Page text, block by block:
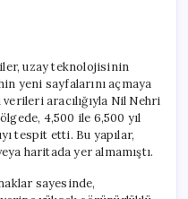
260
Yeni
Anıt
Mezarın
için
uzay teknolojisinin
yeni sayfalarını açmaya
aracılığıyla Nil Nehri
4,500 ile 6,500 yıl
tespit etti. Bu yapılar,
haritada yer almamıştı.
sayesinde,